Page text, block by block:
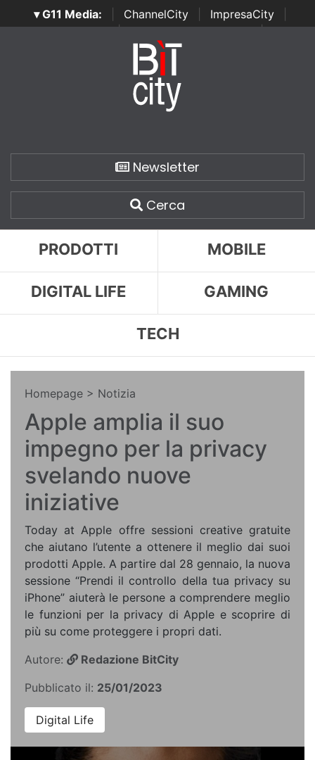
▾ G11 Media: ChannelCity ImpresaCity
SecurityOpenLab | Italian Channel Awards | Italian
Italian Security Awards
Newsletter
Cerca
PRODOTTI MOBILE
DIGITAL LIFE GAMING
TECH
Homepage > Notizia
Apple amplia il suo
impegno per la privacy
svelando nuove
iniziative
Today at Apple offre sessioni creative gratuite
che aiutano l’utente a ottenere il meglio dai suoi
prodotti Apple. A partire dal 28 gennaio, la nuova
sessione “Prendi il controllo della tua privacy su
iPhone” aiuterà le persone a comprendere meglio
le funzioni per la privacy di Apple e scoprire di
più su come proteggere i propri dati.
Autore:
Redazione BitCity
Pubblicato il: 25/01/2023
Digital Life